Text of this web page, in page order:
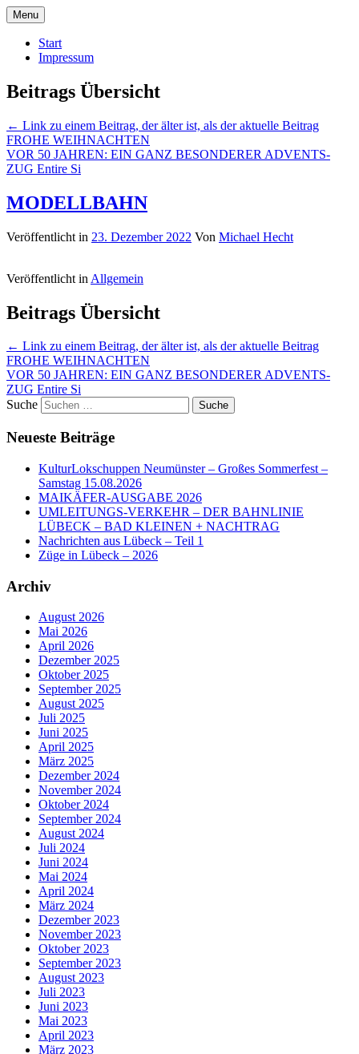
LBE-Express
Menu
Start
Impressum
Beitrags Übersicht
← Link zu einem Beitrag, der älter ist, als der aktuelle Beitrag
FROHE WEIHNACHTEN
VOR 50 JAHREN: EIN GANZ BESONDERER ADVENTS-
ZUG Entire Si
MODELLBAHN
Veröffentlicht in 23. Dezember 2022 Von Michael Hecht
Veröffentlicht in Allgemein
Beitrags Übersicht
← Link zu einem Beitrag, der älter ist, als der aktuelle Beitrag
FROHE WEIHNACHTEN
VOR 50 JAHREN: EIN GANZ BESONDERER ADVENTS-
ZUG Entire Si
Suche
Neueste Beiträge
KulturLokschuppen Neumünster – Großes Sommerfest –
Samstag 15.08.2026
MAIKÄFER-AUSGABE 2026
UMLEITUNGS-VERKEHR – DER BAHNLINIE
LÜBECK – BAD KLEINEN + NACHTRAG
Nachrichten aus Lübeck – Teil 1
Züge in Lübeck – 2026
Archiv
August 2026
Mai 2026
April 2026
Dezember 2025
Oktober 2025
September 2025
August 2025
Juli 2025
Juni 2025
April 2025
März 2025
Dezember 2024
November 2024
Oktober 2024
September 2024
August 2024
Juli 2024
Juni 2024
Mai 2024
April 2024
März 2024
Dezember 2023
November 2023
Oktober 2023
September 2023
August 2023
Juli 2023
Juni 2023
Mai 2023
April 2023
März 2023